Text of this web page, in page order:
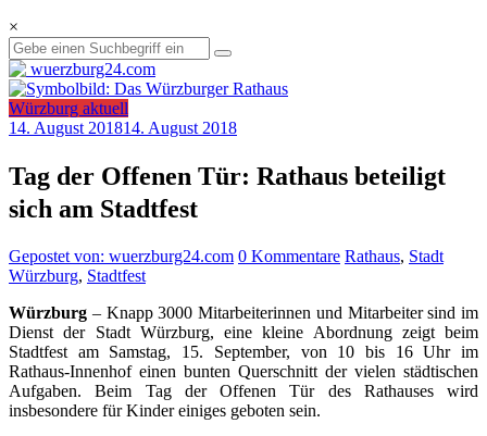
×
Würzburg aktuell
14. August 201814. August 2018
Tag der Offenen Tür: Rathaus beteiligt
sich am Stadtfest
Gepostet von: wuerzburg24.com 0 Kommentare Rathaus, Stadt
Würzburg, Stadtfest
Würzburg – Knapp 3000 Mitarbeiterinnen und Mitarbeiter sind im
Dienst der Stadt Würzburg, eine kleine Abordnung zeigt beim
Stadtfest am Samstag, 15. September, von 10 bis 16 Uhr im
Rathaus-Innenhof einen bunten Querschnitt der vielen städtischen
Aufgaben. Beim Tag der Offenen Tür des Rathauses wird
insbesondere für Kinder einiges geboten sein.